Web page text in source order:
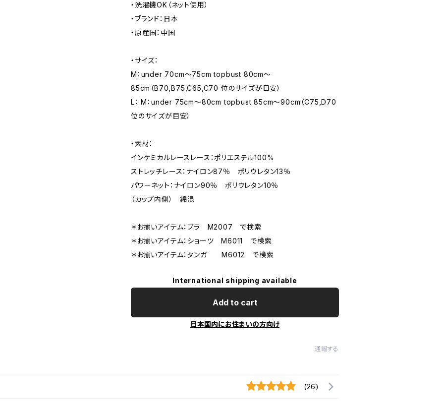
・洗濯機OK（ネット使用）
・ブランド：日本
・原産国：中国
・サイズ：
M：under 70cm〜75cm topbust 80cm〜
85cm（B70,B75,C65,C70 位のサイズが目安）
L： M：under 75cm〜80cm topbust 85cm〜90cm（C75,D70
位のサイズが目安）
・素材：
インケミカルレースレース：ポリエステル100%
ストレッチレース：ナイロン87％ ポリウレタン13％
パワーネット：ナイロン90％ ポリウレタン10％
（カップ内側） 綿混
＊お揃いアイテム：ブラ M2007 で検索
＊お揃いアイテム：ショーツ M6011 で検索
＊お揃いアイテム：タンガ M6012 で検索
International shipping available
Add to cart
日本国内にお住まいの方向け
通報する
(26)